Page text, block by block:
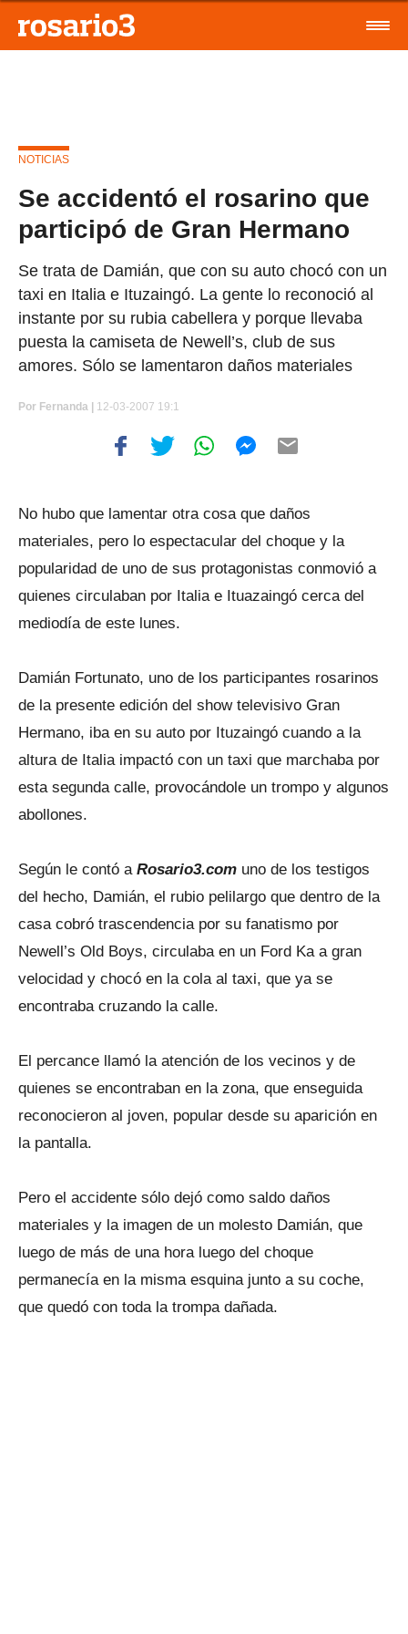
NOTICIAS
Se accidentó el rosarino que
participó de Gran Hermano
Se trata de Damián, que con su auto chocó con un
taxi en Italia e Ituzaingó. La gente lo reconoció al
instante por su rubia cabellera y porque llevaba
puesta la camiseta de Newell’s, club de sus
amores. Sólo se lamentaron daños materiales
Por Fernanda | 12-03-2007 19:1
No hubo que lamentar otra cosa que daños
materiales, pero lo espectacular del choque y la
popularidad de uno de sus protagonistas conmovió a
quienes circulaban por Italia e Ituazaingó cerca del
mediodía de este lunes.
Damián Fortunato, uno de los participantes rosarinos
de la presente edición del show televisivo Gran
Hermano, iba en su auto por Ituzaingó cuando a la
altura de Italia impactó con un taxi que marchaba por
esta segunda calle, provocándole un trompo y algunos
abollones.
Según le contó a Rosario3.com uno de los testigos
del hecho, Damián, el rubio pelilargo que dentro de la
casa cobró trascendencia por su fanatismo por
Newell’s Old Boys, circulaba en un Ford Ka a gran
velocidad y chocó en la cola al taxi, que ya se
encontraba cruzando la calle.
El percance llamó la atención de los vecinos y de
quienes se encontraban en la zona, que enseguida
reconocieron al joven, popular desde su aparición en
la pantalla.
Pero el accidente sólo dejó como saldo daños
materiales y la imagen de un molesto Damián, que
luego de más de una hora luego del choque
permanecía en la misma esquina junto a su coche,
que quedó con toda la trompa dañada.